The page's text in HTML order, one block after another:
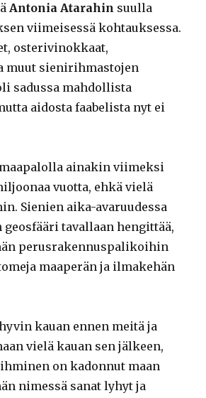
Antonia Atarahin suulla
viimeisessä kohtauksessa.
osterivinokkaat,
muut sienirihmastojen
sadussa mahdollista
aidosta faabelista nyt ei
ainakin viimeksi
vuotta, ehkä vielä
Sienien aika-avaruudessa
geosfääri tavallaan hengittää,
perusrakennuspalikoihin
maaperän ja ilmakehän
kauan ennen meitä ja
vielä kauan sen jälkeen,
on kadonnut maan
nimessä sanat lyhyt ja